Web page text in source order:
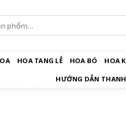
HOA TANG LỄ HOA BÓ HOA
HƯỚNG DẪN